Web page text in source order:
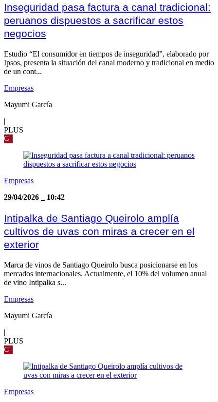
Inseguridad pasa factura a canal tradicional:
peruanos dispuestos a sacrificar estos
negocios
Estudio “El consumidor en tiempos de inseguridad”, elaborado por
Ipsos, presenta la situación del canal moderno y tradicional en medio
de un cont...
Empresas
Mayumi García
|
PLUS
G
Empresas
29/04/2026
10:42
Intipalka de Santiago Queirolo amplía
cultivos de uvas con miras a crecer en el
exterior
Marca de vinos de Santiago Queirolo busca posicionarse en los
mercados internacionales. Actualmente, el 10% del volumen anual
de vino Intipalka s...
Empresas
Mayumi García
|
PLUS
G
Empresas